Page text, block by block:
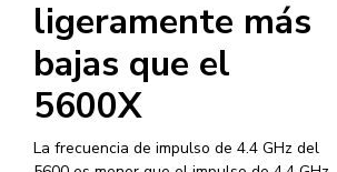
ligeramente más
bajas que el
5600X
La frecuencia de impulso de 4.4 GHz del